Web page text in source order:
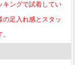
ングで試着してい
足入れ感とスタッ